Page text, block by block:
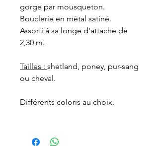
gorge par mousqueton.
Bouclerie en métal satiné.
Assorti à sa longe d'attache de
2,30 m.
Tailles : shetland, poney, pur-sang
ou cheval.
Différents coloris au choix.